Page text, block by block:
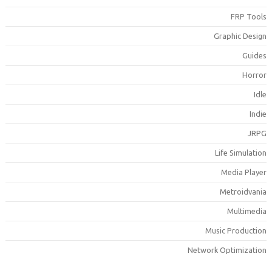
FRP
Graphic
Life
Media
Music
Network